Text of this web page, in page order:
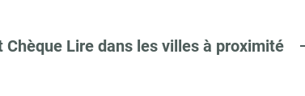
Lire dans les villes à proximité